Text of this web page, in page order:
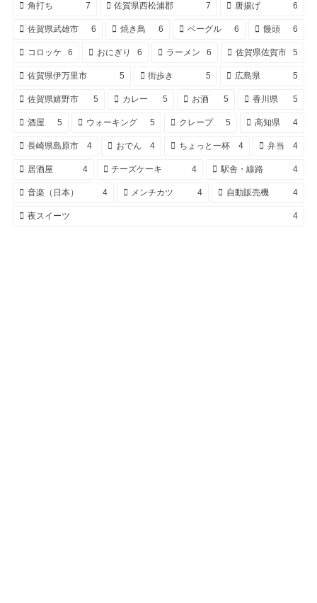
角打ち 7 佐賀県西松浦郡 7 唐揚げ 6
佐賀県武雄市 6 焼き鳥 6 ベーグル 6 饅頭 6
コロッケ 6 おにぎり 6 ラーメン 6 佐賀県佐賀市 5
佐賀県伊万里市 5 街歩き 5 広島県 5
佐賀県嬉野市 5 カレー 5 お酒 5 香川県 5
酒屋 5 ウォーキング 5 クレープ 5 高知県 4
長崎県島原市 4 おでん 4 ちょっと一杯 4 弁当 4
居酒屋 4 チーズケーキ 4 駅舎・線路 4
音楽（日本） 4 メンチカツ 4 自動販売機 4
夜スイーツ 4